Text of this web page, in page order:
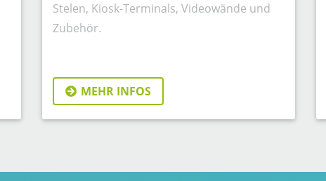
Stelen, Kiosk-Terminals, Videowände und
Zubehör.
MEHR INFOS